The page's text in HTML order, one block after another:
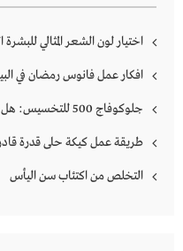
اختيار لون الشعر المثالي للبشرة
افكار عمل فانوس رمضان في
جلوكوفاج 500 للتخسيس: هل تضحين بهرموناتكِ من أجل الميزان؟
طريقة عمل كيكة حلى قدرة قادر
التخلص من اكتئاب سن اليأس